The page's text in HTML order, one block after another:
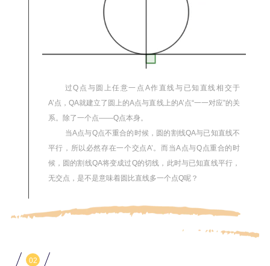
过Q点与圆上任意一点A作直线与已知直线相交于
A’点，QA就建立了圆上的A点与直线上的A’点“一一对应”的关
系。除了一个点——Q点本身。
当A点与Q点不重合的时候，圆的割线QA与已知直线不
平行，所以必然存在一个交点A’。而当A点与Q点重合的时
候，圆的割线QA将变成过Q的切线，此时与已知直线平行，
无交点，是不是意味着圆比直线多一个点Q呢？
02